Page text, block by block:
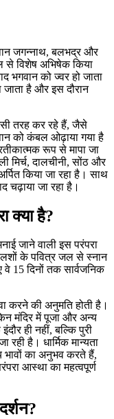
जगन्नाथ, बलभद्र और
से विशेष अभिषेक किया
भगवान को ज्वर हो जाता
है और इस दौरान
तरह कर रहे हैं, जैसे
को कंबल ओढ़ाया गया है
रूप से मापा जा
मिर्च, दालचीनी, सोंठ और
किया जा रहा है। साथ
जा रहा है।
क्या है?
जाने वाली इस परंपरा
के पवित्र जल से स्नान
15 दिनों तक सार्वजनिक
करने की अनुमति होती है।
मंदिर में पूजा और अन्य
ही नहीं, बल्कि पुरी
रही है। धार्मिक मान्यता
भावों का अनुभव करते हैं,
आस्था का महत्वपूर्ण